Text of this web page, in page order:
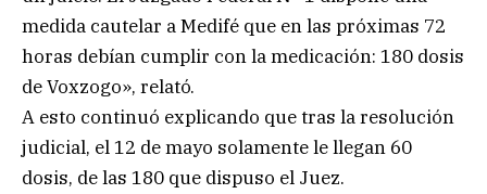
medida cautelar a Medifé que en las próximas 72
horas debían cumplir con la medicación: 180 dosis
de Voxzogo», relató.
A esto continuó explicando que tras la resolución
judicial, el 12 de mayo solamente le llegan 60
dosis, de las 180 que dispuso el Juez.